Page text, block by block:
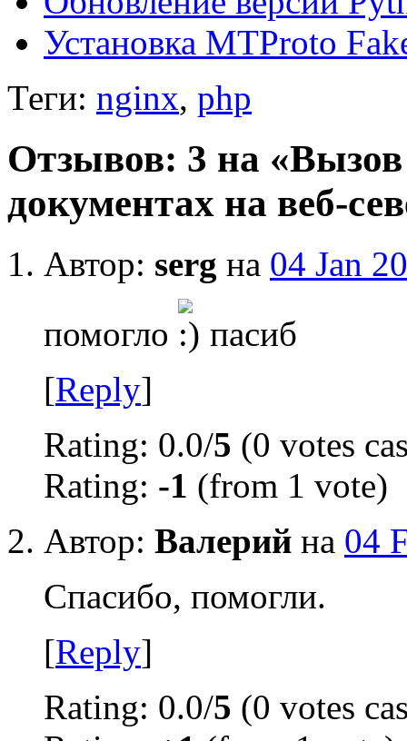
Установка MTProto
Теги: nginx, php
Отзывов: 3 на
документах на веб-
Автор: serg на 04 Jan
помогло
пасиб
[Reply]
Rating: 0.0/5 (0 votes
Rating: -1 (from 1 vote)
Автор: Валерий на 04
Спасибо, помогли.
[Reply]
Rating: 0.0/5 (0 votes